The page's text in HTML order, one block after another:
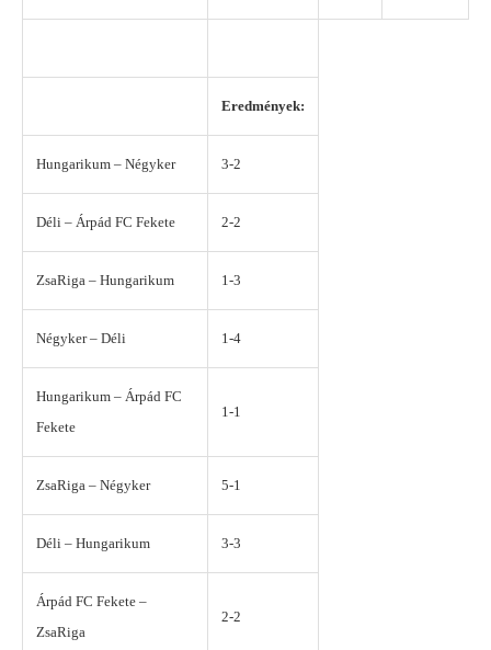
Eredmények:
Hungarikum – Négyker 3-2
Déli – Árpád FC Fekete 2-2
ZsaRiga – Hungarikum 1-3
Négyker – Déli 1-4
Hungarikum – Árpád FC
Fekete
1-1
ZsaRiga – Négyker 5-1
Déli – Hungarikum 3-3
Árpád FC Fekete –
ZsaRiga
2-2